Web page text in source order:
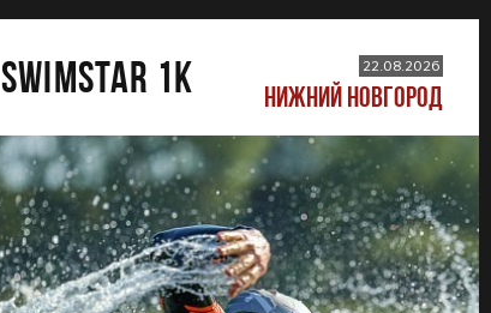
SWIMSTAR 1K 22.08.2026
НИЖНИЙ НОВГОРОД